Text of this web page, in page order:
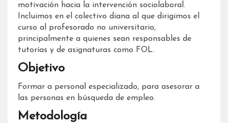
motivación hacia la intervención sociolaboral.
Incluimos en el colectivo diana al que dirigimos el
curso al profesorado no universitario,
principalmente a quienes sean responsables de
tutorías y de asignaturas como FOL.
Objetivo
Formar a personal especializado, para asesorar a
las personas en búsqueda de empleo.
Metodología